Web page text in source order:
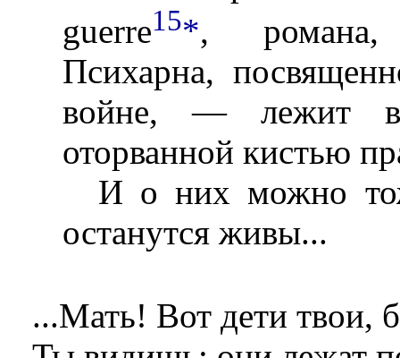
guerre15*, романа,
Психарна,
войне, — лежит в
оторванной кистью
И о них можно
останутся живы...
...Мать! Вот дети твои,